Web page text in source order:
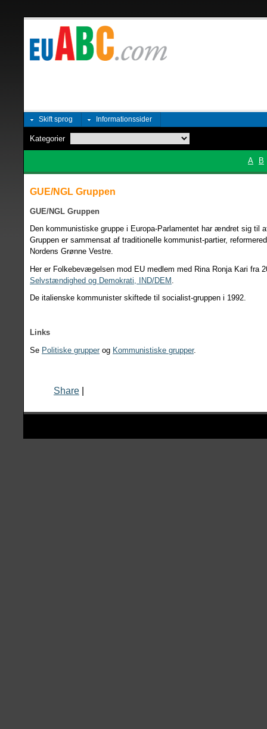
Skift sprog Informationssider
Kategorier
A B
GUE/NGL Gruppen
GUE/NGL Gruppen
Den kommunistiske gruppe i Europa-Parlamentet har ændret sig til
Gruppen er sammensat af traditionelle kommunist-partier,
Nordens Grønne Vestre.
Her er Folkebevægelsen mod EU medlem med Rina Ronja Kari
Selvstændighed og Demokrati, IND/DEM
De italienske kommunister skiftede til socialist-gruppen i 1992.
Links
Se Politiske grupper og Kommunistiske grupper.
Share